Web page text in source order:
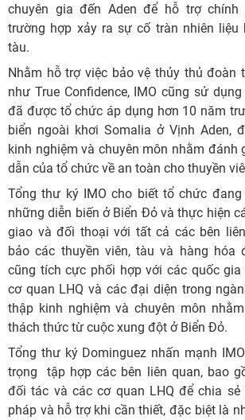
chuyên gia đến Aden để hỗ trợ chính
trường hợp xảy ra sự cố tràn nhiên liệu
tàu.
Nhằm hỗ trợ việc bảo vệ thủy thủ đoàn
như True Confidence, IMO cũng sử
đã được tổ chức áp dụng hơn 10 năm
biển ngoài khơi Somalia ở Vịnh Aden,
kinh nghiệm và chuyên môn nhằm đánh
dẫn của tổ chức về an toàn cho thuyền
Tổng thư ký IMO cho biết tổ chức
những diễn biến ở Biển Đỏ và thực hiện
giao và đối thoại với tất cả các bên
bảo các thuyền viên, tàu và hàng hóa
cũng tích cực phối hợp với các quốc
cơ quan LHQ và các đại diện trong
thập kinh nghiệm và chuyên môn
thách thức từ cuộc xung đột ở Biển Đỏ.
Tổng thư ký Dominguez nhấn mạnh
trọng tập hợp các bên liên quan, bao
đối tác và các cơ quan LHQ để chia
pháp và hỗ trợ khi cần thiết, đặc biệt là